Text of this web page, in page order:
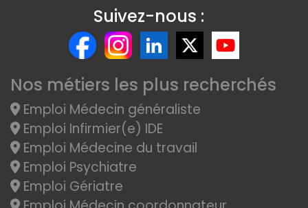
Suivez-nous :
Nos métiers les plus recherchés
Emploi Médecin généraliste
Emploi Infirmier(e) IDE
Emploi Médecine du travail
Emploi Psychiatre
Emploi Gériatre